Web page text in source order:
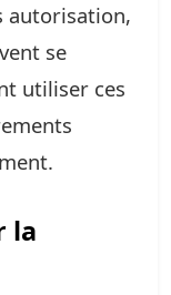
autorisation,
se
utiliser ces
la